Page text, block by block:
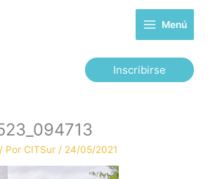
Menú
Inscribirse
/ PorCITSur / 24/05/2021